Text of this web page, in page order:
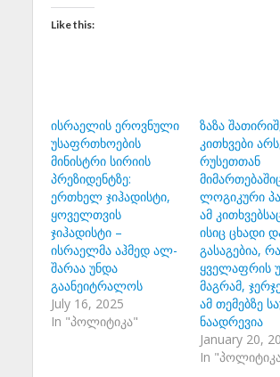
Like this:
ისრაელის ეროვნული
უსაფრთხოების
მინისტრი სირიის
პრეზიდენტზე:
ერთხელ ჯიჰადისტი,
ყოველთვის
ჯიჰადისტი –
ისრაელმა აჰმედ ალ-
შარაა უნდა
გაანეიტრალოს
July 16, 2025
In "პოლიტიკა"
ზაზა
კითხვები
რუსეთთან
ლოგიკური
ამ
ისიც ცხადი
გასაგებია,
ყველაფრის
მაგრამ,
ამ თემებზე
ნაადრევია
January 20,
In